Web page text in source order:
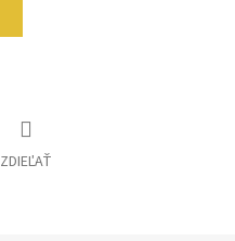
ZDIEĽAŤ